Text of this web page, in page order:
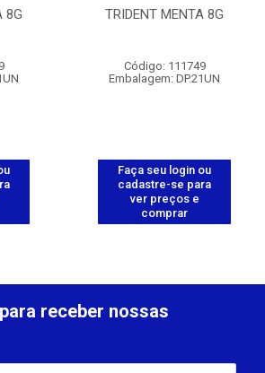
8G TRIDENT MENTA 8G
Código: 111749
Embalagem: DP.21UN
Faça seu login ou
cadastre-se para
ver preços e
comprar
receber nossas